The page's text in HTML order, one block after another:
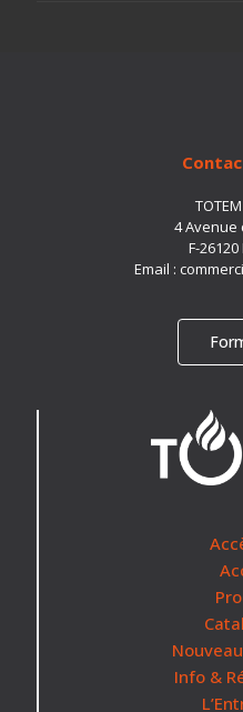
4 Avenue
F-
Email :
Info &